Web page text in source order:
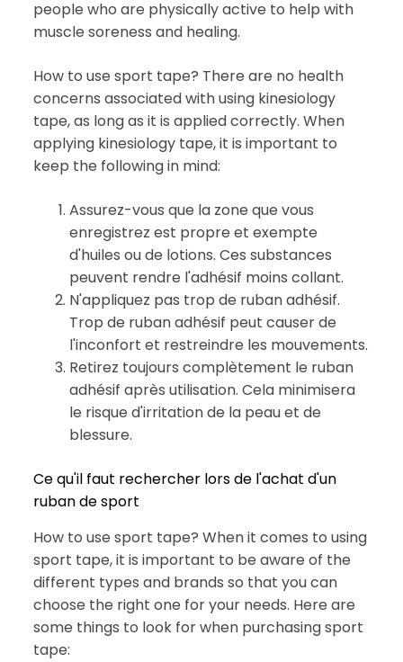
people who are physically active to help with
muscle soreness and healing.
How to use sport tape? There are no health
concerns associated with using kinesiology
tape, as long as it is applied correctly. When
applying kinesiology tape, it is important to
keep the following in mind:
Assurez-vous que la zone que vous
enregistrez est propre et exempte
d'huiles ou de lotions. Ces substances
peuvent rendre l'adhésif moins collant.
N'appliquez pas trop de ruban adhésif.
Trop de ruban adhésif peut causer de
l'inconfort et restreindre les mouvements.
Retirez toujours complètement le ruban
adhésif après utilisation. Cela minimisera
le risque d'irritation de la peau et de
blessure.
Ce qu'il faut rechercher lors de l'achat d'un
ruban de sport
How to use sport tape? When it comes to using
sport tape, it is important to be aware of the
different types and brands so that you can
choose the right one for your needs. Here are
some things to look for when purchasing sport
tape: